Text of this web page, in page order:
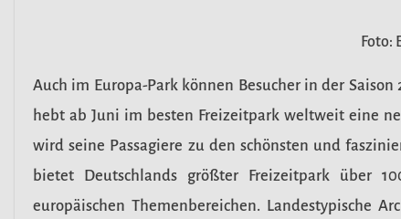
Foto:
Auch im Europa-Park können Besucher in der
hebt ab Juni im besten Freizeitpark weltweit eine
wird seine Passagiere zu den schönsten und
bietet Deutschlands größter Freizeitpark über
europäischen Themenbereichen. Landestypische